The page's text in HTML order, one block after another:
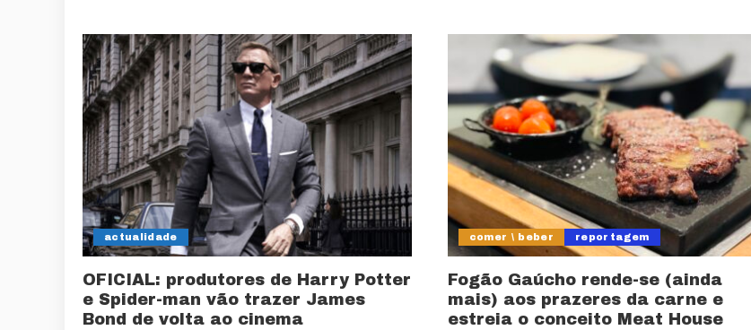
actualidade
OFICIAL: produtores de Harry Potter
e Spider-man vão trazer James
Bond de volta ao cinema
comer \ beber reportagem
Fogão Gaúcho rende-se (ainda
mais) aos prazeres da carne e
estreia o conceito Meat House